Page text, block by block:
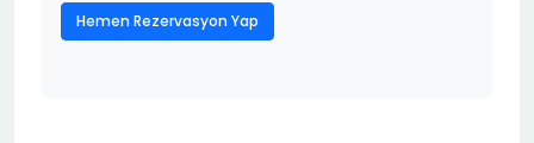
Hemen Rezervasyon Yap